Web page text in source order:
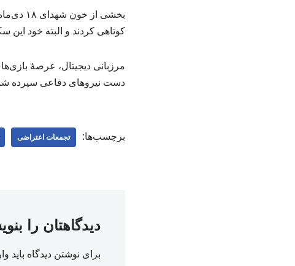
بخشی
کوتاهی کردند و البته خود
مرزبانی دیجیتال، عرصهٔ
دست نیروهای دفاعی سپرده
برچسب‌ها: تجمعات اعتراضی
دیدگاهتان را
برای نوشتن دیدگاه باید